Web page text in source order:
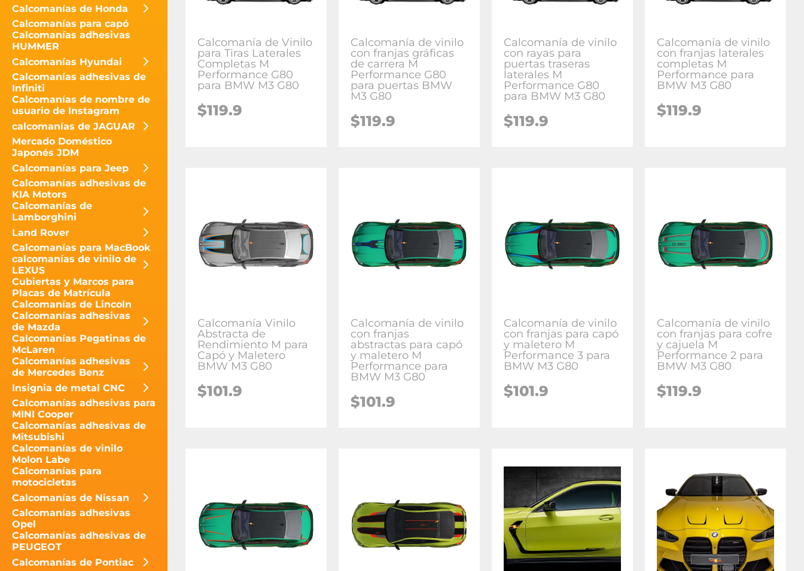
Calcomanías de Honda
Calcomanías para capó
Calcomanías adhesivas
HUMMER
Calcomanías Hyundai
Calcomanías adhesivas de
Infiniti
Calcomanías de nombre de
usuario de Instagram
calcomanías de JAGUAR
Mercado Doméstico
Japonés JDM
Calcomanías para Jeep
Calcomanías adhesivas de
KIA Motors
Calcomanías de
Lamborghini
Land Rover
Calcomanías para MacBook
calcomanías de vinilo de
LEXUS
Cubiertas y Marcos para
Placas de Matrícula
Calcomanías de Lincoln
Calcomanías adhesivas
de Mazda
Calcomanías Pegatinas de
McLaren
Calcomanías adhesivas
de Mercedes Benz
Insignia de metal CNC
Calcomanías adhesivas para
MINI Cooper
Calcomanías adhesivas de
Mitsubishi
Calcomanías de vinilo
Molon Labe
Calcomanías para
motocicletas
Calcomanías de Nissan
Calcomanías adhesivas
Opel
Calcomanías adhesivas de
PEUGEOT
Calcomanías de Pontiac
Calcomanía de Vinilo
para Tiras Laterales
Completas M
Performance G80
para BMW M3 G80
$119.9
Calcomanía de vinilo
con franjas gráficas
de carrera M
Performance G80
para puertas BMW
M3 G80
$119.9
Calcomanía de vinilo
con rayas para
puertas traseras
laterales M
Performance G80
para BMW M3 G80
$119.9
Calcomanía de vinilo
con franjas laterales
completas M
Performance para
BMW M3 G80
$119.9
Calcomanía Vinilo
Abstracta de
Rendimiento M para
Capó y Maletero
BMW M3 G80
$101.9
Calcomanía de vinilo
con franjas
abstractas para capó
y maletero M
Performance para
BMW M3 G80
$101.9
Calcomanía de vinilo
con franjas para capó
y maletero M
Performance 3 para
BMW M3 G80
$101.9
Calcomanía de vinilo
con franjas para cofre
y cajuela M
Performance 2 para
BMW M3 G80
$119.9